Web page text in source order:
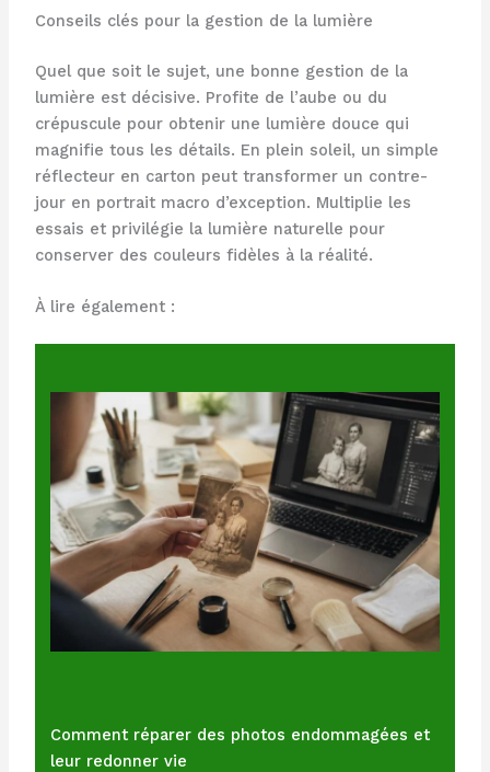
Conseils clés pour la gestion de la lumière
Quel que soit le sujet, une bonne gestion de la
lumière est décisive. Profite de l’aube ou du
crépuscule pour obtenir une lumière douce qui
magnifie tous les détails. En plein soleil, un simple
réflecteur en carton peut transformer un contre-
jour en portrait macro d’exception. Multiplie les
essais et privilégie la lumière naturelle pour
conserver des couleurs fidèles à la réalité.
À lire également :
Comment réparer des photos endommagées et
leur redonner vie